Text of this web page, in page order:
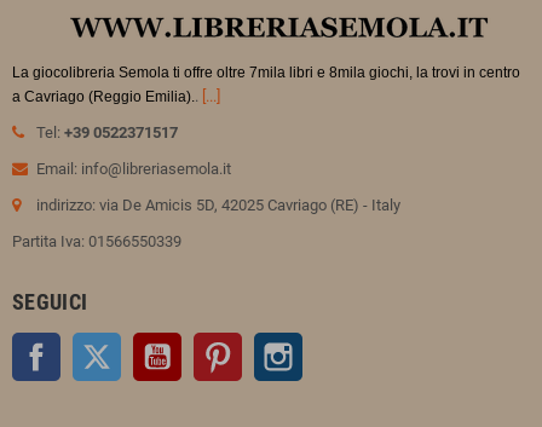
La giocolibreria Semola ti offre oltre 7mila libri e 8mila giochi, la trovi in centro
a Cavriago (Reggio Emilia).. [...]
Tel: +39 0522371517
Email: info@libreriasemola.it
indirizzo: via De Amicis 5D, 42025 Cavriago (RE) - Italy
Partita Iva: 01566550339
SEGUICI
Facebook Twitter YouTube Pinterest